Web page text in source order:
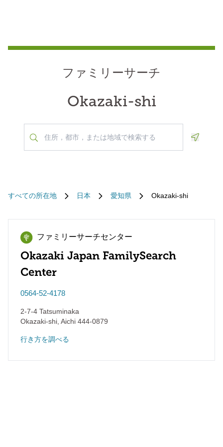
ファミリーサーチ
Okazaki-shi
すべての所在地 日本 愛知県 Okazaki-shi
ファミリーサーチセンター
Okazaki Japan FamilySearch
Center
0564-52-4178
2-7-4 Tatsuminaka
Okazaki-shi Aichi 444-0879
行き方を調べる